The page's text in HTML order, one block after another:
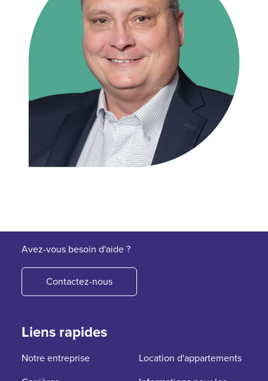
Avez-vous besoin d'aide ?
Contactez-nous
Liens rapides
Notre entreprise
Location d'appartements